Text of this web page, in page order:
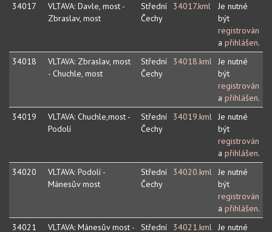
34017
VLTAVA: Davle, most -
Zbraslav, most
Střední
Čechy
34017.kml
Je nutné
být
registrován
a přihlášen.
34018
VLTAVA: Zbraslav, most
- Chuchle, most
Střední
Čechy
34018.kml Je nutné
být
registrován
a přihlášen.
34019
VLTAVA: Chuchle,most -
Podolí
Střední
Čechy
34019.kml Je nutné
být
registrován
a přihlášen.
34020
VLTAVA: Podolí -
Mánesův most
Střední
Čechy
34020.kml Je nutné
být
registrován
a přihlášen.
34021
VLTAVA: Mánesův most -
Střední
34021.kml Je nutné